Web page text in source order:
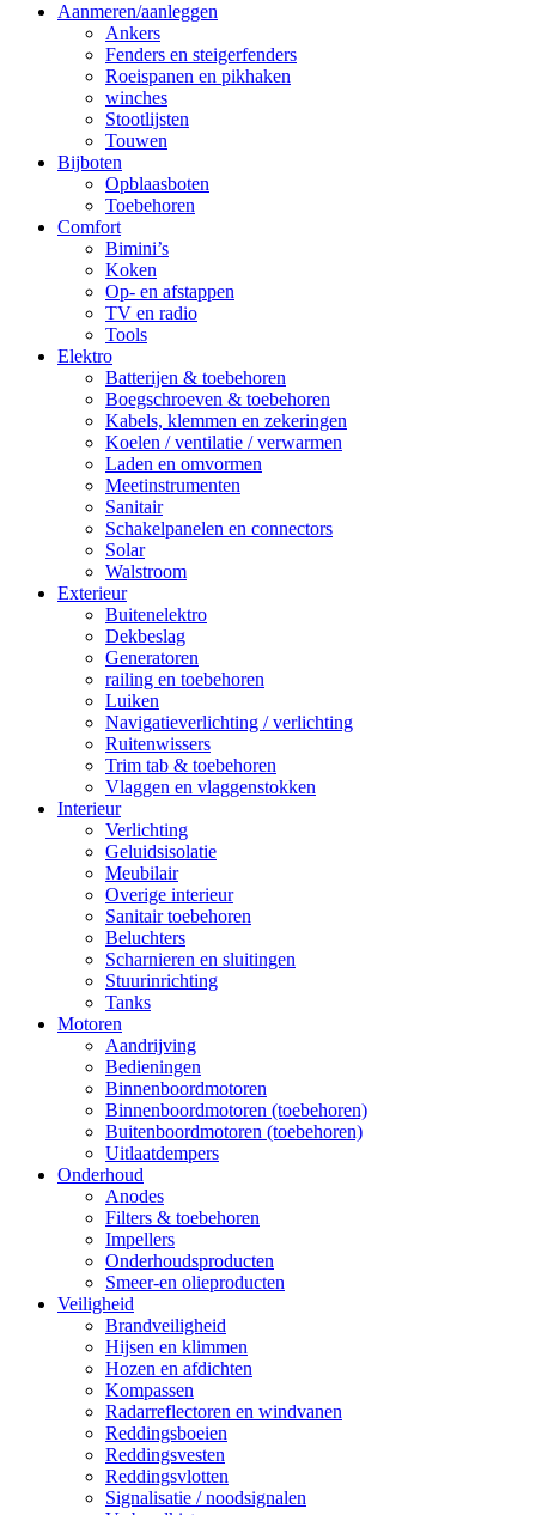
Aanmeren/aanleggen
Ankers
Fenders en steigerfenders
Roeispanen en pikhaken
winches
Stootlijsten
Touwen
Bijboten
Opblaasboten
Toebehoren
Comfort
Bimini’s
Koken
Op- en afstappen
TV en radio
Tools
Elektro
Batterijen & toebehoren
Boegschroeven & toebehoren
Kabels, klemmen en zekeringen
Koelen / ventilatie / verwarmen
Laden en omvormen
Meetinstrumenten
Sanitair
Schakelpanelen en connectors
Solar
Walstroom
Exterieur
Buitenelektro
Dekbeslag
Generatoren
railing en toebehoren
Luiken
Navigatieverlichting / verlichting
Ruitenwissers
Trim tab & toebehoren
Vlaggen en vlaggenstokken
Interieur
Verlichting
Geluidsisolatie
Meubilair
Overige interieur
Sanitair toebehoren
Beluchters
Scharnieren en sluitingen
Stuurinrichting
Tanks
Motoren
Aandrijving
Bedieningen
Binnenboordmotoren
Binnenboordmotoren (toebehoren)
Buitenboordmotoren (toebehoren)
Uitlaatdempers
Onderhoud
Anodes
Filters & toebehoren
Impellers
Onderhoudsproducten
Smeer-en olieproducten
Veiligheid
Brandveiligheid
Hijsen en klimmen
Hozen en afdichten
Kompassen
Radarreflectoren en windvanen
Reddingsboeien
Reddingsvesten
Reddingsvlotten
Signalisatie / noodsignalen